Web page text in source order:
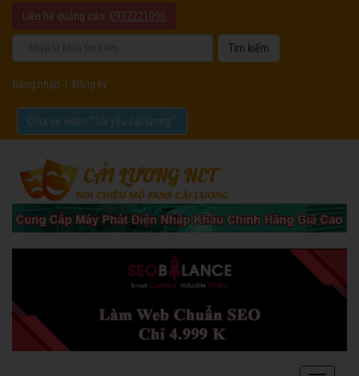
Liên hệ quảng cáo: 0932221090
Đăng nhập Đăng ký
Chia sẻ video "Tôi yêu cải lương".